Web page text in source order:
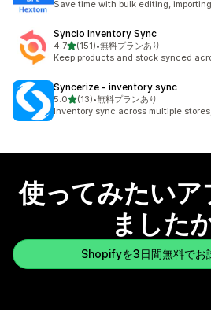
Save time with bulk editing,
Syncio Inventory Sync
4.75つ星中
(151)
合計レビュー数：151件
•無料プランあり
Keep products and stock synced
Syncerize ‑ inventory sync
5.05つ星中
(13)
合計レビュー数：13件
•無料プランあり
Inventory sync across multiple
使ってみたいア
ました
Shopifyを3日間無料でお